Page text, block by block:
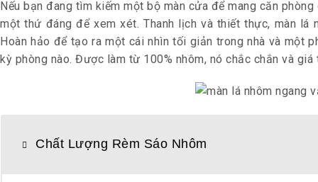
Nếu bạn đang tìm kiếm một bộ màn cửa để mang căn
một thứ đáng để xem xét. Thanh lịch và thiết thực, màn lá
Hoàn hảo để tạo ra một cái nhìn tối giản trong nhà và một
kỳ phòng nào. Được làm từ 100% nhôm, nó chắc chắn và
Chất Lượng Rèm Sáo Nhôm